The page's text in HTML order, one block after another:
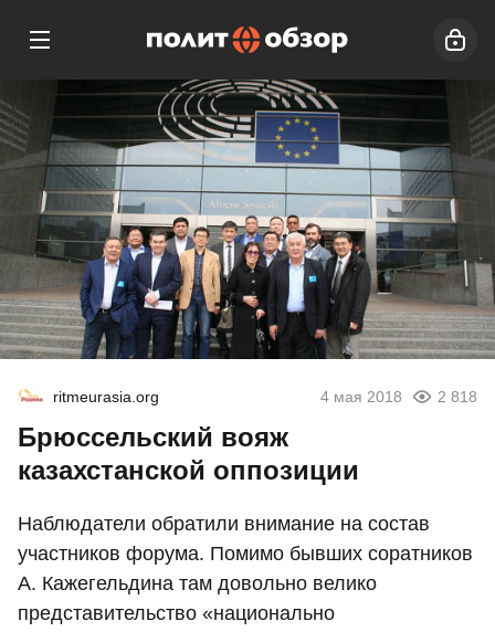
ritmeurasia.org 4 мая 2018 2 818
Брюссельский вояж
казахстанской оппозиции
Наблюдатели обратили внимание на состав
участников форума. Помимо бывших соратников
А. Кажегельдина там довольно велико
представительство «национально